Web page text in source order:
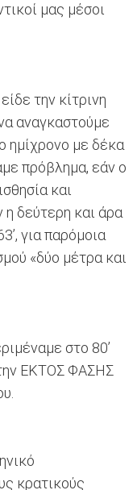
μας μέσοι
την κίτρινη
αναγκαστούμε
ημίχρονο με δέκα
πρόβλημα, εάν ο
και
η δεύτερη και άρα
για παρόμοια
«δύο μέτρα και
στο 80’
ΕΚΤΟΣ ΦΑΣΗΣ
κρατικούς